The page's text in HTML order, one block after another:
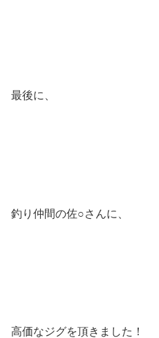
最後に、
釣り仲間の佐○さんに、
高価なジグを頂きました！